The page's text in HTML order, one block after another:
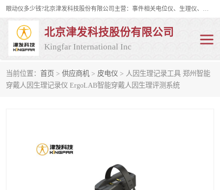
眼动仪多少钱?北京津发科技股份有限公司主营：事件相关电位仪、生理仪、肌电仪、脑电仪、皮电仪、眼动仪；是国家级高新技术企业、科技部认定的科技型中小企业和中关村高新技术企业，具备保密资格，具备自主进出口经营权；自主研发技术、产品与服务荣获多项省部级科学技术奖励、国家发明专利、国家软件著作权和省部级新技术新产品（服务）认证。
北京津发科技股份有限公司
Kingfar International Inc
当前位置： 首页 > 供应商机 > 皮电仪 > 人因生理记录工具 郑州智能
穿戴人因生理记录仪 ErgoLAB智能穿戴人因生理评测系统
皮电仪 脑电仪
行为观察与表情分析
人机交互实验室